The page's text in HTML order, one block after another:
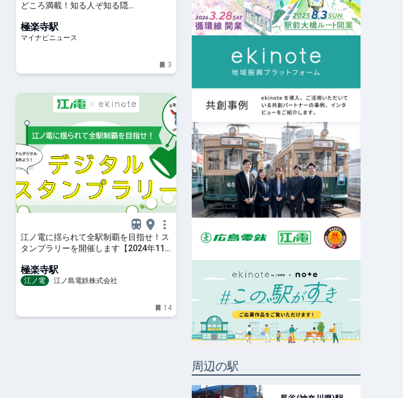
どころ満載！知る人ぞ知る隠…
極楽寺駅
マイナビニュース
3
江ノ電に揺られて全駅制覇を目指せ！ス
タンプラリーを開催します【2024年11
時】
極楽寺駅
江ノ電 江ノ島電鉄株式会社
14
周辺の駅